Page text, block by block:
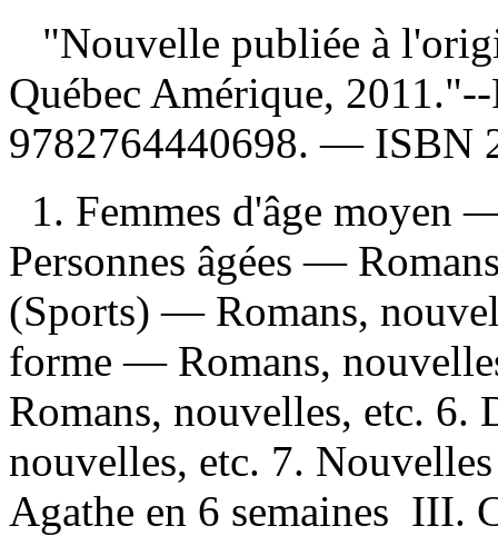
"Nouvelle publiée à
Québec Amérique,
9782764440698. — ISBN
1. Femmes d'âge moyen
Personnes âgées —
(Sports) — Romans,
forme — Romans,
Romans, nouvelles, etc.
nouvelles, etc. 7.
Agathe en 6 semaines III.